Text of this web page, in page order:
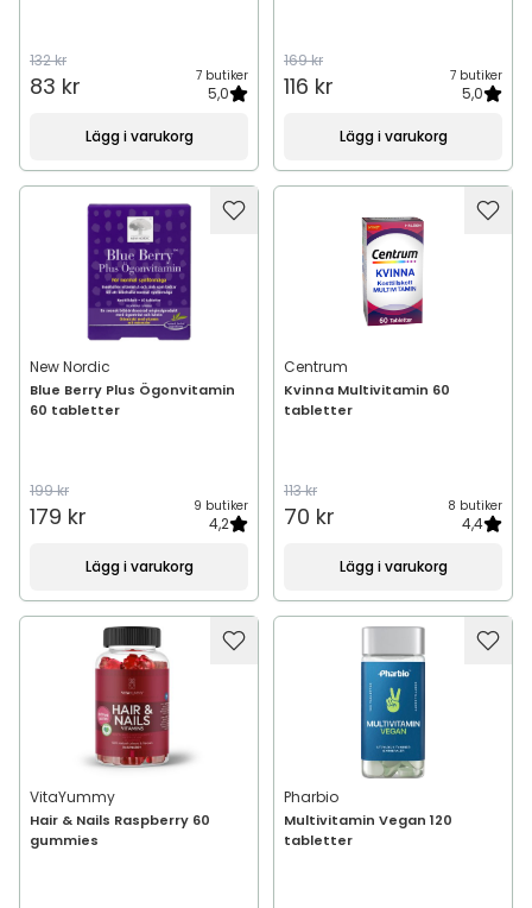
132 kr
83 kr 7 butiker
5,0
Lägg i varukorg
169 kr
116 kr 7 butiker
5,0
Lägg i varukorg
New Nordic
Blue Berry Plus Ögonvitamin
60 tabletter
199 kr
179 kr 9 butiker
4,2
Lägg i varukorg
Centrum
Kvinna Multivitamin 60
tabletter
113 kr
70 kr 8 butiker
4,4
Lägg i varukorg
VitaYummy
Hair & Nails Raspberry 60
gummies
Pharbio
Multivitamin Vegan 120
tabletter